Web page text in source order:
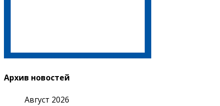
Архив новостей
Август 2026